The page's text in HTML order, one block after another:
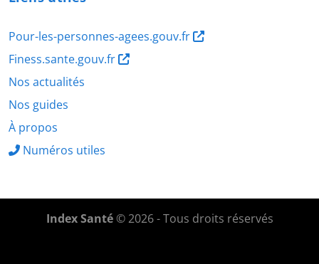
Pour-les-personnes-agees.gouv.fr
Finess.sante.gouv.fr
Nos actualités
Nos guides
À propos
Numéros utiles
Index Santé© 2026 - Tous droits réservés